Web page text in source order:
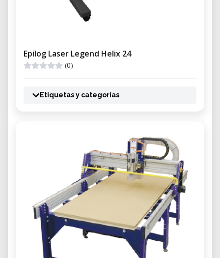
Epilog Laser Legend Helix 24
(0)
Etiquetas y categorías